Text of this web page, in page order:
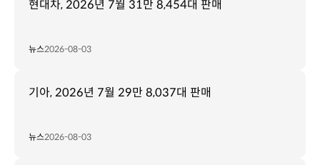
현대차, 2026년 7월 31만 8,454대 판매
뉴스2026-08-03
기아, 2026년 7월 29만 8,037대 판매
뉴스2026-08-03